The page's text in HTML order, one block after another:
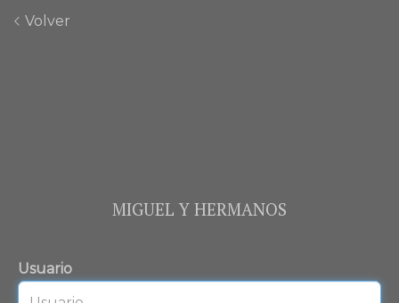
Volver
MIGUEL Y HERMANOS
Usuario